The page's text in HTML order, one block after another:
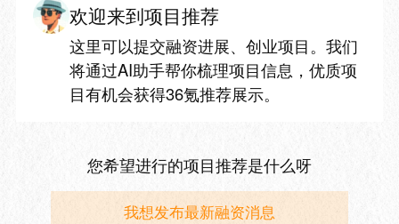
欢迎来到项目推荐
这里可以提交融资进展、创业项目。我们
将通过AI助手帮你梳理项目信息，优质项
目有机会获得36氪推荐展示。
您希望进行的项目推荐是什么呀
我想发布最新融资消息